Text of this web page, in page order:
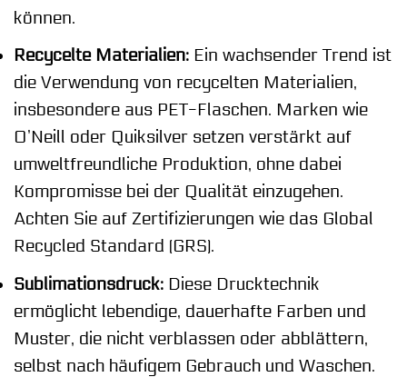
können.
Recycelte Materialien: Ein wachsender Trend ist
die Verwendung von recycelten Materialien,
insbesondere aus PET-Flaschen. Marken wie
O’Neill oder Quiksilver setzen verstärkt auf
umweltfreundliche Produktion, ohne dabei
Kompromisse bei der Qualität einzugehen.
Achten Sie auf Zertifizierungen wie das Global
Recycled Standard (GRS).
Sublimationsdruck: Diese Drucktechnik
ermöglicht lebendige, dauerhafte Farben und
Muster, die nicht verblassen oder abblättern,
selbst nach häufigem Gebrauch und Waschen.